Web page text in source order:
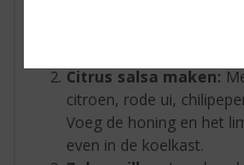
Citrus salsa maken:
citroen, rode ui,
Voeg de honing en het
even in de koelkast.